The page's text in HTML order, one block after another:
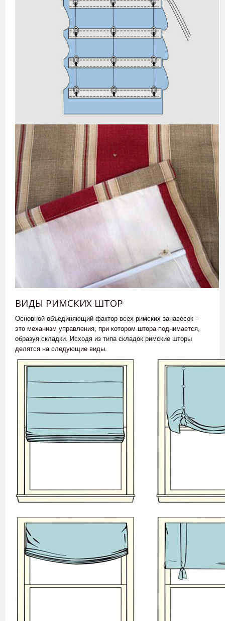
ВИДЫ РИМСКИХ ШТОР
Основной объединяющий фактор всех римских занавесок –
это механизм управления, при котором штора поднимается,
образуя складки. Исходя из типа складок римские шторы
делятся на следующие виды.